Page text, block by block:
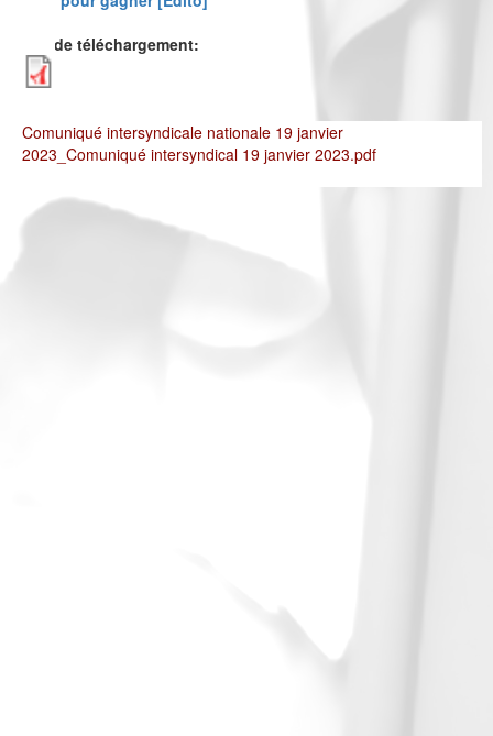
Lien de téléchargement:
Comuniqué intersyndicale nationale 19 janvier
2023_Comuniqué intersyndical 19 janvier 2023.pdf